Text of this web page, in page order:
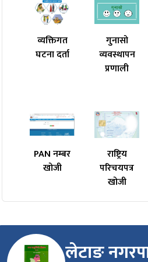
व्यक्तिगत
घटना दर्ता
गुनासो
व्यवस्थापन
प्रणाली
PAN नम्बर
खोजी
राष्ट्रिय
परिचयपत्र
खोजी
लेटाङ